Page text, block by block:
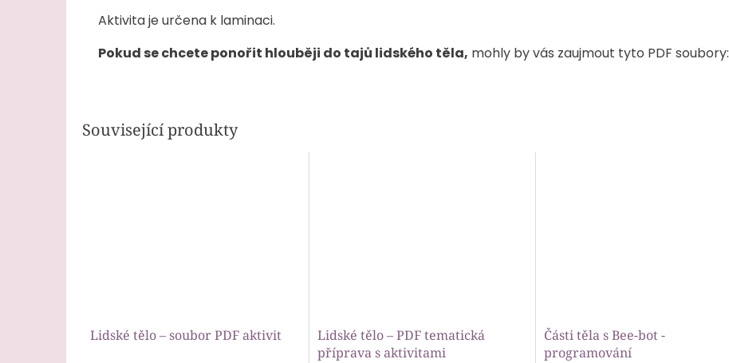
Související produkty
Lidské tělo – soubor PDF aktivit
Lidské tělo – PDF tematická
příprava s aktivitami
Části těla s Bee-bot -
programování
Aktivita je určena k laminaci.
Pokud se chcete ponořit hlouběji do tajů lidského těla, mohly by vás zaujmout tyto PDF soubory: